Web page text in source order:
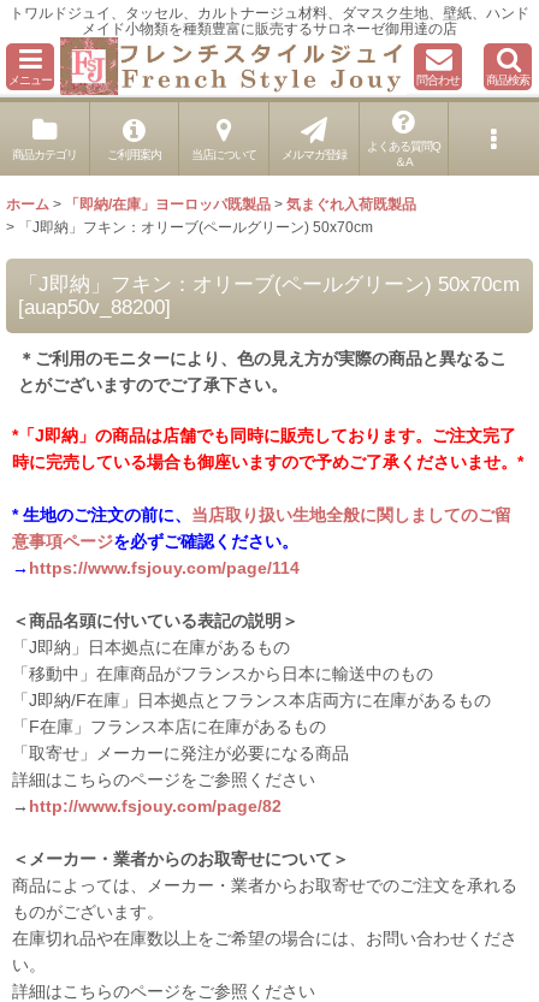
トワルドジュイ、タッセル、カルトナージュ材料、ダマスク生地、壁紙、ハンド
メイド小物類を種類豊富に販売するサロネーゼ御用達の店
メニュー 問合わせ 商品検索
商品カテゴリ ご利用案内 当店について メルマガ登録
よくある質問Q
＆A
ホーム > 「即納/在庫」ヨーロッパ既製品 > 気まぐれ入荷既製品
>
「J即納」フキン：オリーブ(ペールグリーン) 50x70cm
「J即納」フキン：オリーブ(ペールグリーン) 50x70cm
[auap50v_88200]
＊ご利用のモニターにより、色の見え方が実際の商品と異なるこ
とがございますのでご了承下さい。
*「J即納」の商品は店舗でも同時に販売しております。ご注文完了
時に完売している場合も御座いますので予めご了承くださいませ。*
* 生地のご注文の前に、 当店取り扱い生地全般に関しましてのご留
意事項ページを必ずご確認ください。
→ https://www.fsjouy.com/page/114
＜商品名頭に付いている表記の説明＞
「J即納」日本拠点に在庫があるもの
「移動中」在庫商品がフランスから日本に輸送中のもの
「J即納/F在庫」日本拠点とフランス本店両方に在庫があるもの
「F在庫」フランス本店に在庫があるもの
「取寄せ」メーカーに発注が必要になる商品
詳細はこちらのページをご参照ください
→ http://www.fsjouy.com/page/82
＜メーカー・業者からのお取寄せについて＞
商品によっては、メーカー・業者からお取寄せでのご注文を承れる
ものがございます。
在庫切れ品や在庫数以上をご希望の場合には、お問い合わせくださ
い。
詳細はこちらのページをご参照ください